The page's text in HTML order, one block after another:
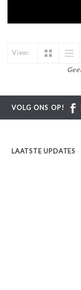
View:
VOLG ONS OP!
LAATSTE UPDATES